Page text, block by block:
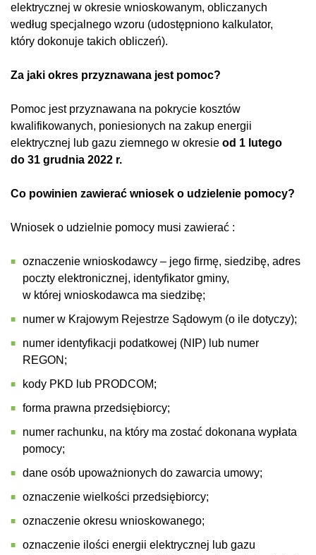
elektrycznej w okresie wnioskowanym, obliczanych
według specjalnego wzoru (udostępniono kalkulator,
który dokonuje takich obliczeń).
Za jaki okres przyznawana jest pomoc?
Pomoc jest przyznawana na pokrycie kosztów
kwalifikowanych, poniesionych na zakup energii
elektrycznej lub gazu ziemnego w okresie od 1 lutego
do 31 grudnia 2022 r.
Co powinien zawierać wniosek o udzielenie pomocy?
Wniosek o udzielnie pomocy musi zawierać :
oznaczenie wnioskodawcy – jego firmę, siedzibę, adres
poczty elektronicznej, identyfikator gminy,
w której wnioskodawca ma siedzibę;
numer w Krajowym Rejestrze Sądowym (o ile dotyczy);
numer identyfikacji podatkowej (NIP) lub numer
REGON;
kody PKD lub PRODCOM;
forma prawna przedsiębiorcy;
numer rachunku, na który ma zostać dokonana wypłata
pomocy;
dane osób upoważnionych do zawarcia umowy;
oznaczenie wielkości przedsiębiorcy;
oznaczenie okresu wnioskowanego;
oznaczenie ilości energii elektrycznej lub gazu